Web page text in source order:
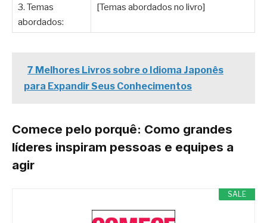
3. Temas
abordados:
[Temas abordados no livro]
7 Melhores Livros sobre o Idioma Japonês
para Expandir Seus Conhecimentos
Comece pelo porquê: Como grandes
líderes inspiram pessoas e equipes a
agir
SALE